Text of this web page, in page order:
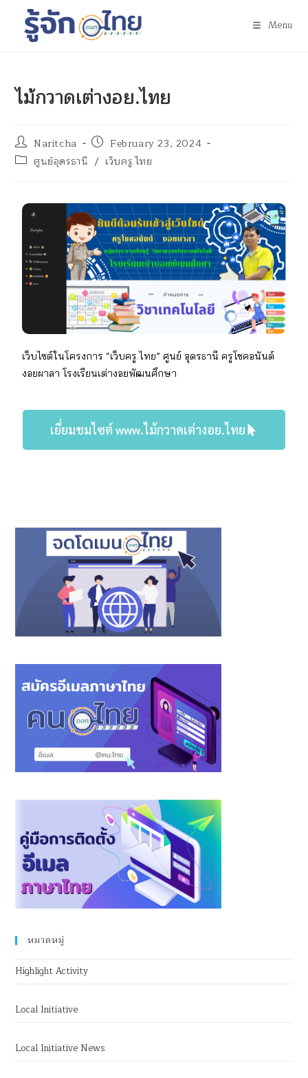
Menu
ไม้กวาดเต่างอย.ไทย
Naritcha
February 23, 2024
ศูนย์อุดรธานี / เว็บครู.ไทย
เว็บไซต์ในโครงการ “เว็บครู.ไทย” ศูนย์ อุดรธานี ครูโชคอนันต์
งอยผาลาโรงเรียนเต่างอยพัฒนศึกษา
เยี่ยมชมไซต์ www.ไม้กวาดเต่างอย.ไทย
หมวดหมู่
Highlight Activity
Local Initiative
Local Initiative News